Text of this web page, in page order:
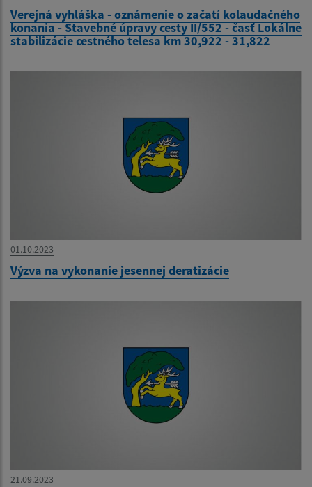
Verejná vyhláška - oznámenie o začatí kolaudačného
konania - Stavebné úpravy cesty II/552 - časť Lokálne
stabilizácie cestného telesa km 30,922 - 31,822
01.10.2023
Výzva na vykonanie jesennej deratizácie
21.09.2023